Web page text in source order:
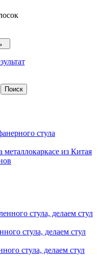
стула
из Китая
стула, делаем стул
стула, делаем стул
стула, делаем стул